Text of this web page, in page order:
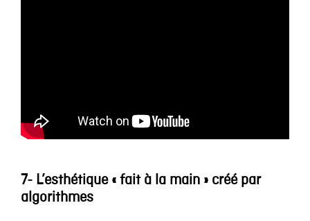
7- L’esthétique « fait à la main » créé par
algorithmes